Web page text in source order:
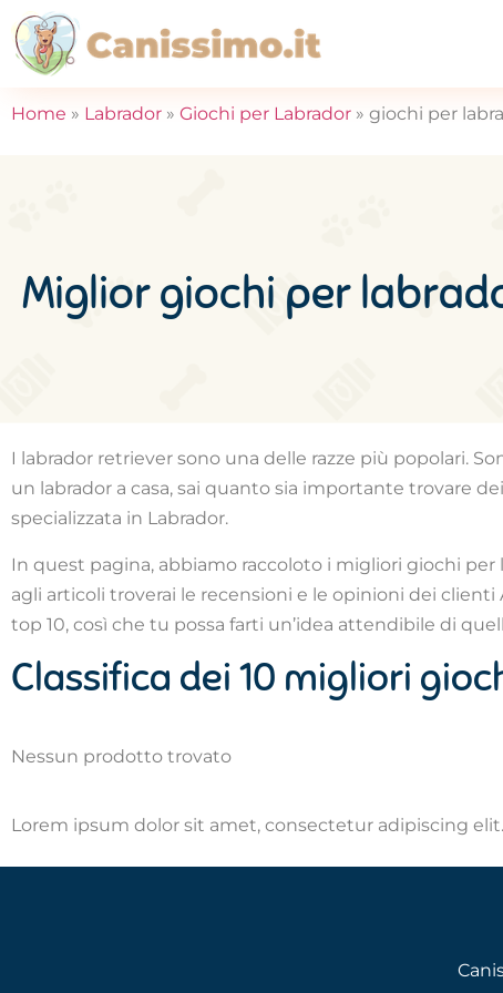
Home » Labrador » Giochi per Labrador » giochi per
Miglior giochi per
I labrador retriever sono una delle razze più popolari.
un labrador a casa, sai quanto sia importante trovare
specializzata in Labrador.
In quest pagina, abbiamo raccoloto i migliori giochi
agli articoli troverai le recensioni e le opinioni dei
top 10, così che tu possa farti un’idea attendibile di
Classifica dei 10 migliori
Nessun prodotto trovato
Lorem ipsum dolor sit amet, consectetur adipiscing